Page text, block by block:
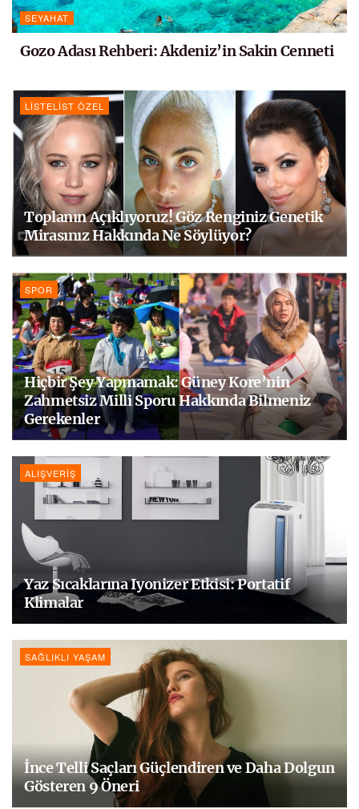
SEYAHAT
Gozo Adası Rehberi: Akdeniz’in Sakin Cenneti
LISTELIST ÖZEL
Toplanın Açıklıyoruz! Göz Renginiz Genetik
Mirasınız Hakkında Ne Söylüyor?
SPOR
Hiçbir Şey Yapmamak: Güney Kore’nin
Zahmetsiz Milli Sporu Hakkında Bilmeniz
Gerekenler
ALIŞVERIŞ
Yaz Sıcaklarına Iyonizer Etkisi: Portatif
Klimalar
SAĞLIKLI YAŞAM
İnce Telli Saçları Güçlendiren ve Daha Dolgun
Gösteren 9 Öneri